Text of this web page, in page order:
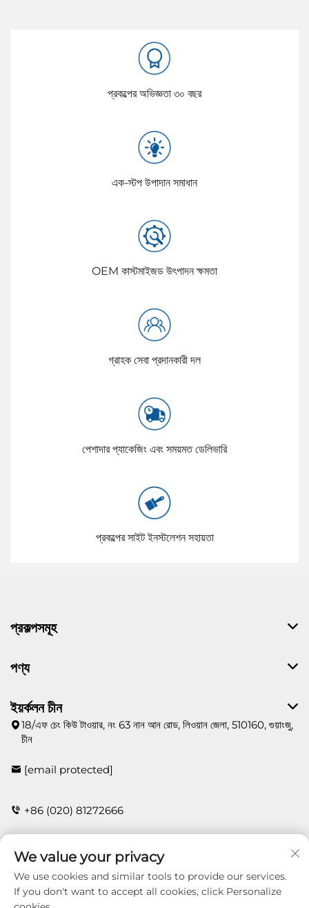
প্রকল্পের অভিজ্ঞতা ৩০ বছর
এক-স্টপ উপাদান সমাধান
OEM কাস্টমাইজড উৎপাদন ক্ষমতা
গ্রাহক সেবা প্রদানকারী দল
পেশাদার প্যাকেজিং এবং সময়মত ডেলিভারি
প্রকল্পের সাইট ইনস্টলেশন সহায়তা
প্রকল্পসমূহ
পণ্য
ইয়র্কলন চীন
18/এফ চেং কিউ টাওয়ার, নং 63 নান আন রোড, লিওয়ান জেলা, 510160, গুয়াংজু,
চীন
[email protected]
+86 (020) 81272666
যোগাযোগ করুন
We value your privacy
We use cookies and similar tools to provide our services.
If you don't want to accept all cookies, click Personalize